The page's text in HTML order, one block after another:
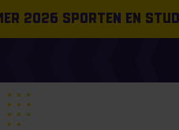
2026 sporten en